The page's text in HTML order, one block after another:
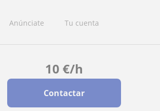
Anúnciate Tu cuenta
10 €/h
Contactar